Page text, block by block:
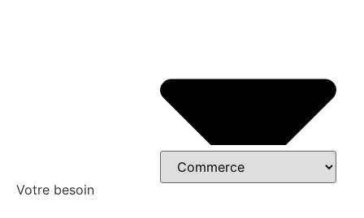
Votre besoin